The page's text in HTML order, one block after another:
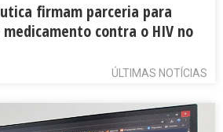
firmam parceria para
contra o HIV no
ÚLTIMAS NOTÍCIAS